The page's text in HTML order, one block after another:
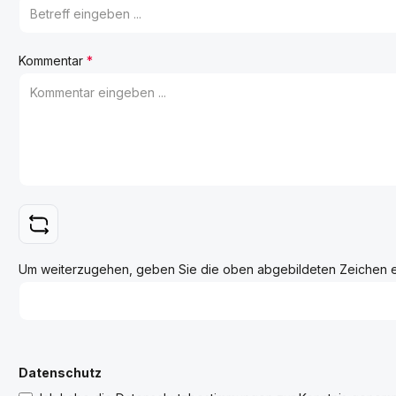
Kommentar *
Um weiterzugehen, geben Sie die oben abgebildeten Zeichen
Datenschutz